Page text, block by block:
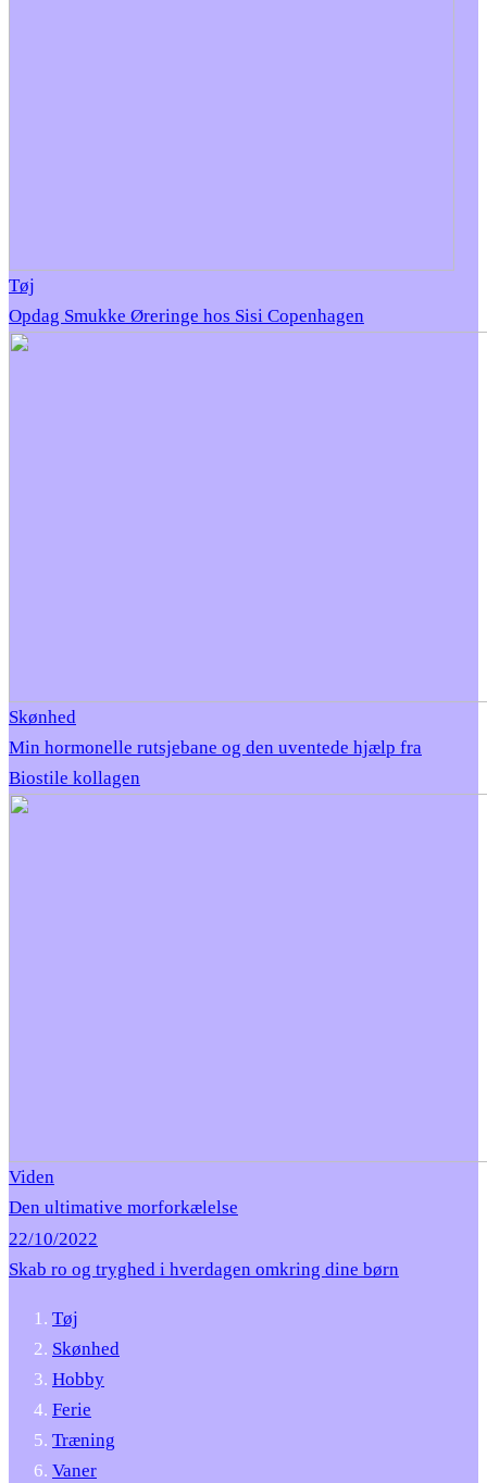
Tøj
Opdag Smukke Øreringe hos Sisi Copenhagen
Skønhed
Min hormonelle rutsjebane og den uventede hjælp fra
Biostile kollagen
Viden
Den ultimative morforkælelse
22/10/2022
Skab ro og tryghed i hverdagen omkring dine børn
Tøj
Skønhed
Hobby
Ferie
Træning
Vaner